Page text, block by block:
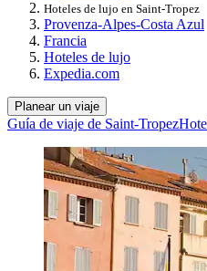
Hoteles de lujo en Saint-Tropez
Provenza-Alpes-Costa Azul
Francia
Hoteles de lujo
Expedia.com
Planear un viaje
Guía de viaje de Saint-Tropez